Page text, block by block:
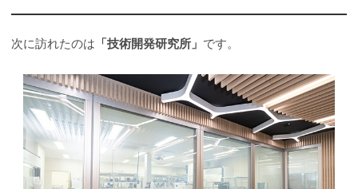
次に訪れたのは 「技術開発研究所」 です。